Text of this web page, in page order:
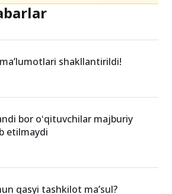
shakllantirildi!
bor oʻqituvchilar majburiy
etilmaydi
qasyi tashkilot ma’sul?